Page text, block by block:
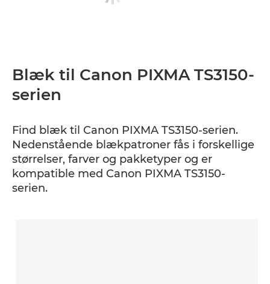
Blæk til Canon PIXMA TS3150-
serien
Find blæk til Canon PIXMA TS3150-serien.
Nedenstående blækpatroner fås i forskellige
størrelser, farver og pakketyper og er
kompatible med Canon PIXMA TS3150-
serien.